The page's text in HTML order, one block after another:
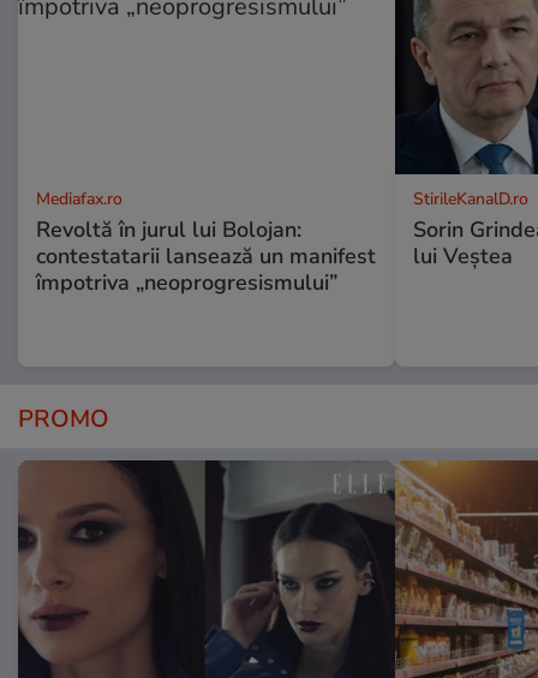
Mediafax.ro
Revoltă în jurul lui Bolojan:
contestatarii lansează un manifest
împotriva „neoprogresismului”
StirileKanalD.ro
Sorin
lui Veștea
PROMO